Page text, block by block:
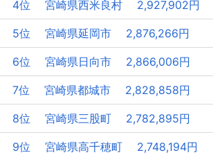
4位 宮崎県西米良村 2,927,902円
5位 宮崎県延岡市 2,876,266円
6位 宮崎県日向市 2,866,006円
7位 宮崎県都城市 2,828,858円
8位 宮崎県三股町 2,782,895円
9位 宮崎県高千穂町 2,748,194円